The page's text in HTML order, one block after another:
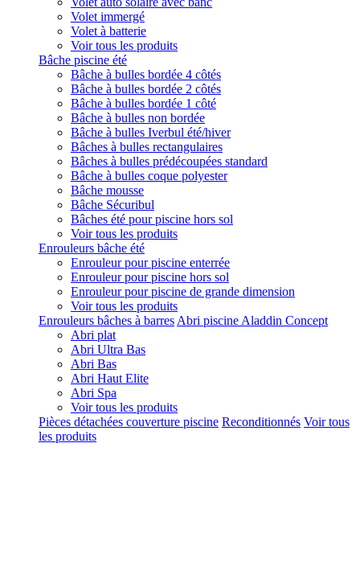
Volet immergé
Volet à batterie
Voir tous les produits
Bâche piscine été
Bâche à bulles bordée 4 côtés
Bâche à bulles bordée 2 côtés
Bâche à bulles bordée 1 côté
Bâche à bulles non bordée
Bâche à bulles Iverbul été/hiver
Bâches à bulles rectangulaires
Bâches à bulles prédécoupées standard
Bâche à bulles coque polyester
Bâche mousse
Bâche Sécuribul
Bâches été pour piscine hors sol
Voir tous les produits
Enrouleurs bâche été
Enrouleur pour piscine enterrée
Enrouleur pour piscine hors sol
Enrouleur pour piscine de grande dimension
Voir tous les produits
Enrouleurs bâches à barres Abri piscine Aladdin Concept
Abri plat
Abri Ultra Bas
Abri Bas
Abri Haut Elite
Abri Spa
Voir tous les produits
Pièces détachées couverture piscine Reconditionnés Voir tous
les produits